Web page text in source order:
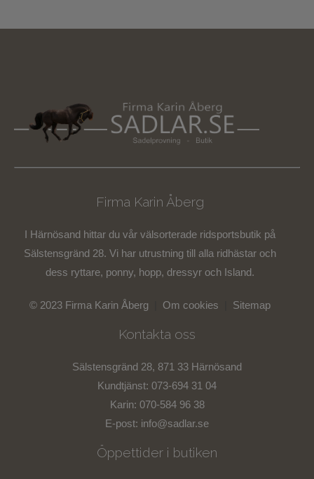
Firma Karin Åberg
I Härnösand hittar du vår välsorterade ridsportsbutik på
Sälstensgränd 28. Vi har utrustning till alla ridhästar och
dess ryttare, ponny, hopp, dressyr och Island.
© 2023 Firma Karin Åberg Om cookies Sitemap
Kontakta oss
Sälstensgränd 28, 871 33 Härnösand
Kundtjänst: 073-694 31 04
Karin: 070-584 96 38
E-post: info@sadlar.se
Öppettider i butiken